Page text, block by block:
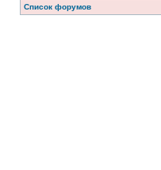
Список форумов